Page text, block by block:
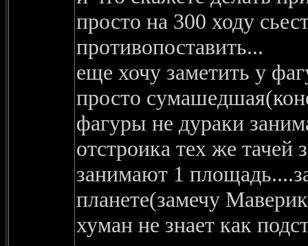
просто на 300 ходу
противопоставить...
еще хочу заметить у
просто
фагуры не дураки
отстроика тех же тачей
занимают 1
планете(замечу
хуман не знает как